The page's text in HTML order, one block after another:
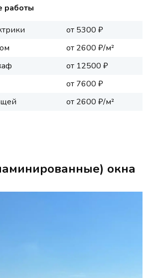
работы
от 5300 ₽
от 2600 ₽/м²
от 12500 ₽
от 7600 ₽
от 2600 ₽/м²
окна